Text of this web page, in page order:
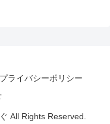
プライバシーポリシー
All Rights Reserved.